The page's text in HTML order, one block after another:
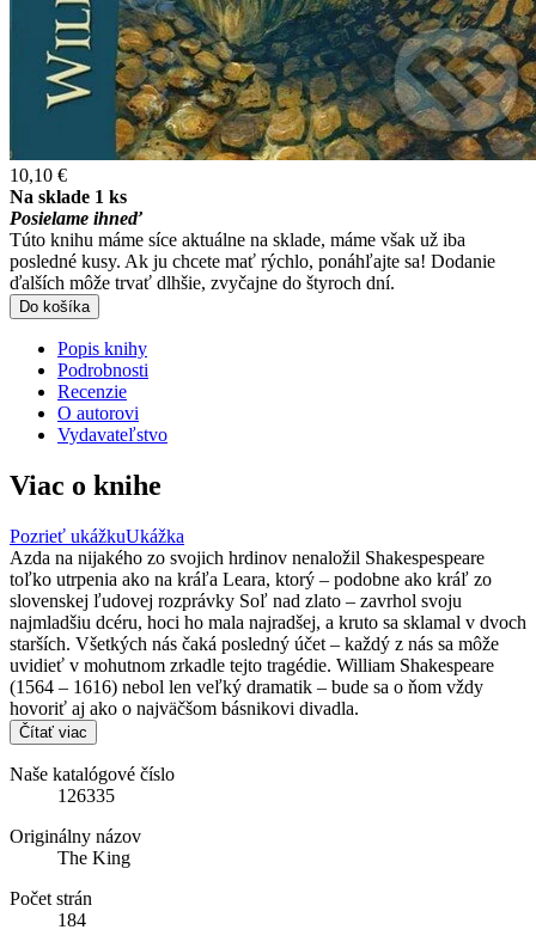
10,10 €
Na sklade 1 ks
Posielame ihneď
Túto knihu máme síce aktuálne na sklade, máme však už iba
posledné kusy. Ak ju chcete mať rýchlo, ponáhľajte sa! Dodanie
ďalších môže trvať dlhšie, zvyčajne do štyroch dní.
Do košíka
Popis knihy
Podrobnosti
Recenzie
O autorovi
Vydavateľstvo
Viac o knihe
Pozrieť ukážkuUkážka
Azda na nijakého zo svojich hrdinov nenaložil Shakespespeare
toľko utrpenia ako na kráľa Leara, ktorý – podobne ako kráľ zo
slovenskej ľudovej rozprávky Soľ nad zlato – zavrhol svoju
najmladšiu dcéru, hoci ho mala najradšej, a kruto sa sklamal v dvoch
starších. Všetkých nás čaká posledný účet – každý z nás sa môže
uvidieť v mohutnom zrkadle tejto tragédie. William Shakespeare
(1564 – 1616) nebol len veľký dramatik – bude sa o ňom vždy
hovoriť aj ako o najväčšom básnikovi divadla.
Čítať viac
Naše katalógové číslo
126335
Originálny názov
The King
Počet strán
184